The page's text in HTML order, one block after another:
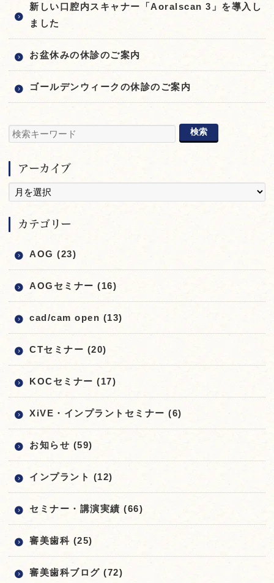
新しい口腔内スキャナー「Aoralscan 3」を導入し
ました
お盆休みの休診のご案内
ゴールデンウィークの休診のご案内
アーカイブ
カテゴリー
AOG (23)
AOGセミナー (16)
cad/cam open (13)
CTセミナー (20)
KOCセミナー (17)
XiVE・インプラントセミナー (6)
お知らせ (59)
インプラント (12)
セミナー・講演実績 (66)
審美歯科 (25)
審美歯科ブログ (72)